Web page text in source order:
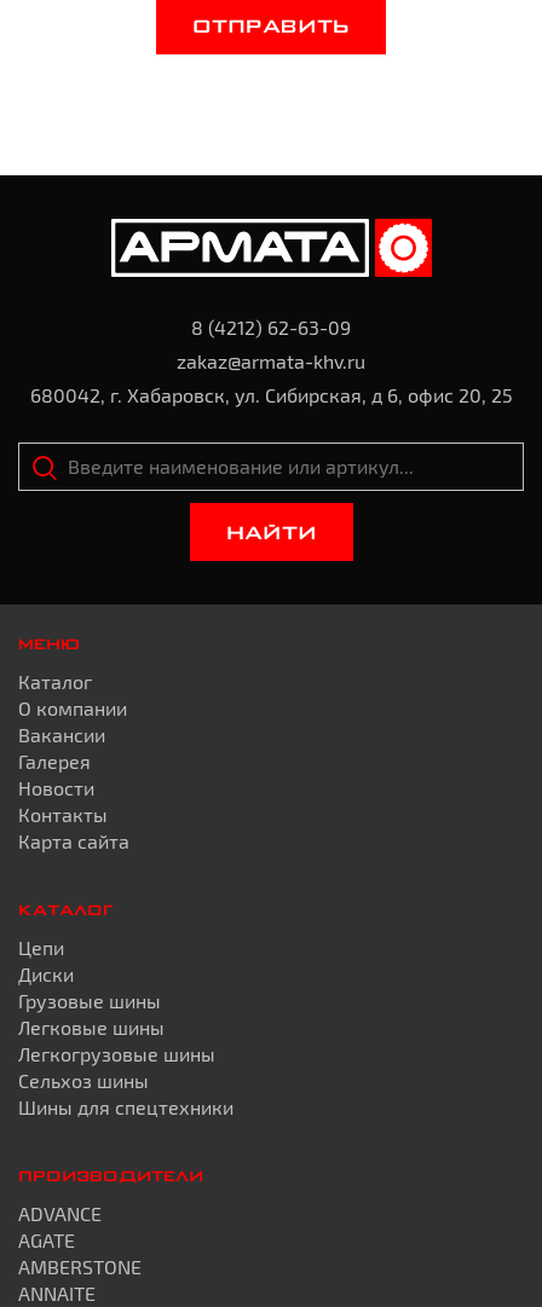
ОТПРАВИТЬ
8 (4212) 62-63-09
zakaz@armata-khv.ru
680042, г. Хабаровск, ул. Сибирская, д 6, офис 20, 25
НАЙТИ
МЕНЮ
Каталог
О компании
Вакансии
Галерея
Новости
Контакты
Карта сайта
КАТАЛОГ
Цепи
Диски
Грузовые шины
Легковые шины
Легкогрузовые шины
Сельхоз шины
Шины для спецтехники
ПРОИЗВОДИТЕЛИ
ADVANCE
AGATE
AMBERSTONE
ANNAITE